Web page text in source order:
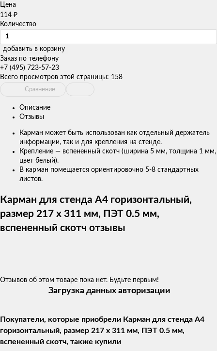
Цена
114 ₽
Количество
добавить в корзину
Заказ по телефону
+7 (495) 723-57-23
Всего просмотров этой страницы: 158
Сравнение
Описание
Отзывы
Карман может быть использован как отдельный держатель
информации, так и для крепления на стенде.
Крепление — вспененный скотч (ширина 5 мм, толщина 1 мм,
цвет белый).
В карман помещается ориентировочно 5-8 стандартных
листов.
Карман для стенда А4 горизонтальный,
размер 217 х 311 мм, ПЭТ 0.5 мм,
вспененный скотч отзывы
Отзывов об этом товаре пока нет. Будьте первым!
Загрузка данных авторизации
Покупатели, которые приобрели Карман для стенда А4
горизонтальный, размер 217 х 311 мм, ПЭТ 0.5 мм,
вспененный скотч, также купили